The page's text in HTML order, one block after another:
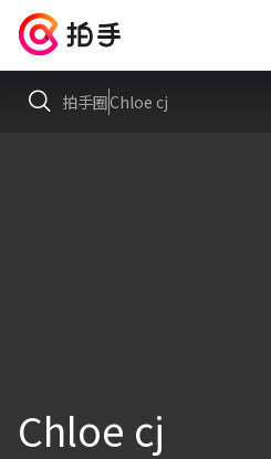
拍手圈Chloe cj
Chloe cj